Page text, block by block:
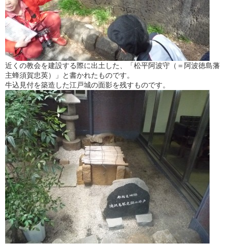
近くの教会を建設する際に出土した、「松平阿波守（＝阿波徳島藩
主蜂須賀忠英）」と書かれたものです。
牛込見付を築造した江戸城の面影を残すものです。